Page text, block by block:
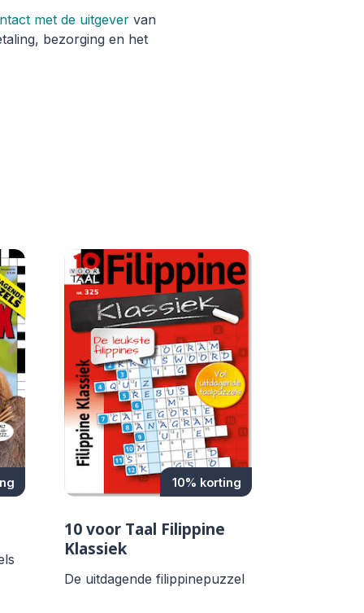
met de uitgever van
bezorging en het
10% korting
10 voor Taal Filippine
Klassiek
De uitdagende filippinepuzzel